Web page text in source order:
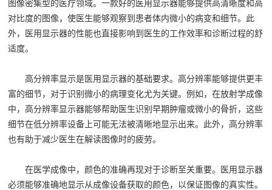
图像密集型的医疗领域。一款好的医用显示器能够提供高清晰度和高
对比度的图像，使医生能够观察到患者体内微小的病变和细节。此
外，医用显示器的性能也直接影响到医生的工作效率和诊断过程的舒
适度。
高分辨率显示是医用显示器的基础要求。高分辨率能够提供更丰
富的细节，对于识别微小的病理变化尤为关键。例如，在放射学成像
中，高分辨率显示器能够帮助医生识别早期肿瘤或微小的骨折，这些
细节在低分辨率设备上可能无法被清晰地显示出来。此外，高分辨率
也有助于减少医生在解读图像时的疲劳。
在医学成像中，颜色的准确再现对于诊断至关重要。医用显示器
必须能够准确地显示从成像设备获取的颜色，以保证图像的真实性。